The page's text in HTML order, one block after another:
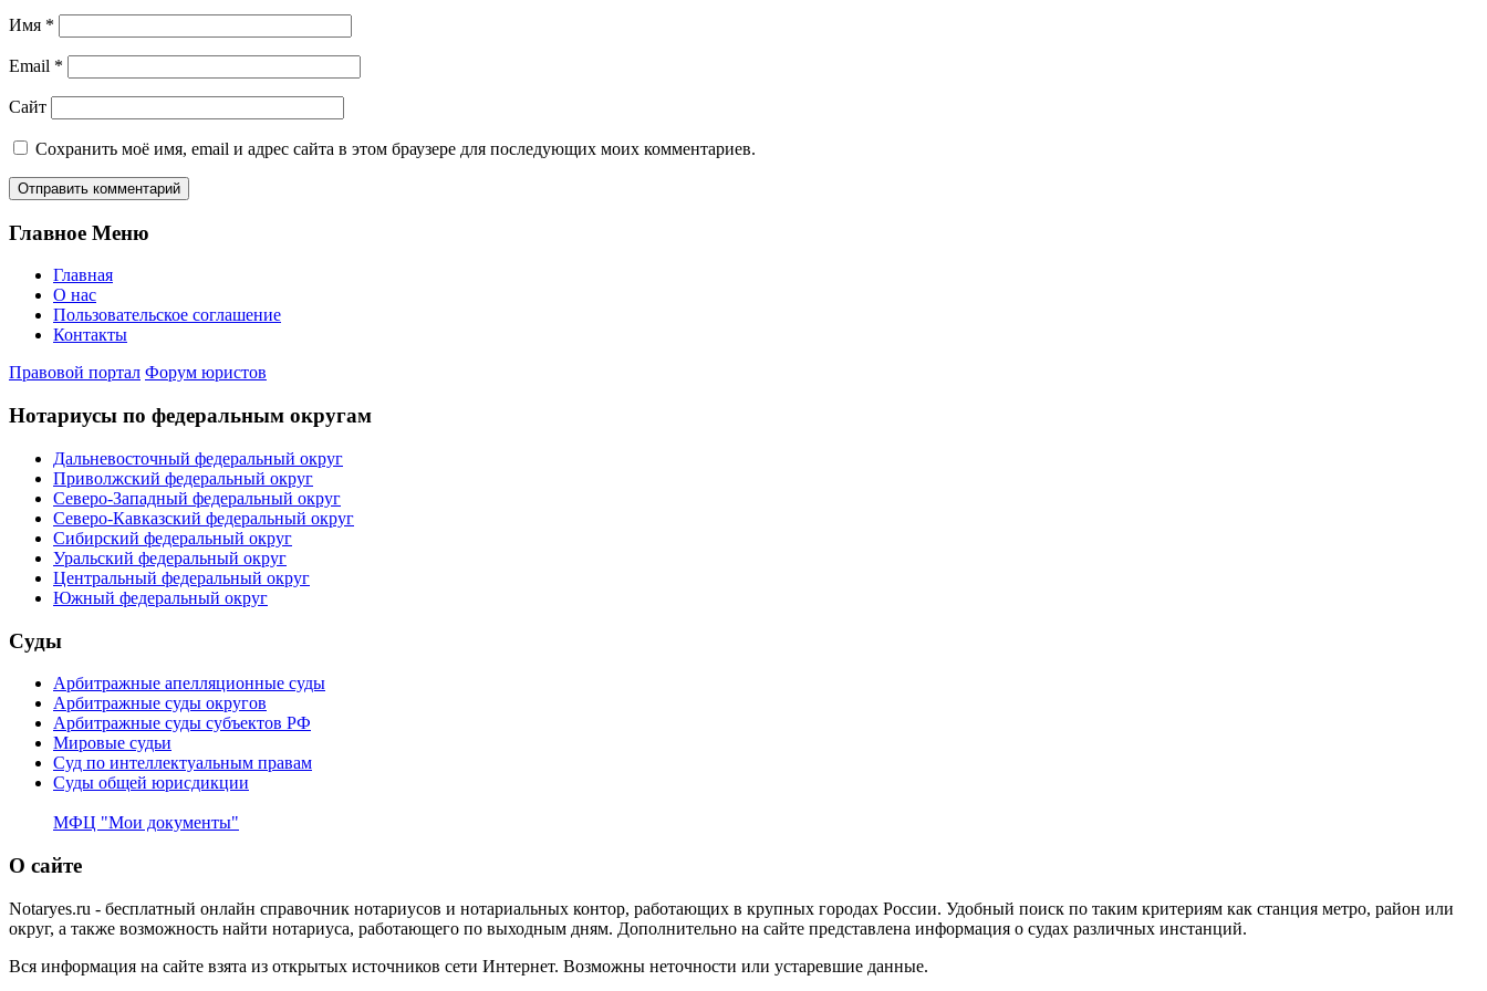
Имя *
Email *
Сайт
Сохранить моё имя, email и адрес сайта в этом браузере для последующих моих комментариев.
Главное Меню
Главная
О нас
Пользовательское соглашение
Контакты
Правовой портал Форум юристов
Нотариусы по федеральным округам
Дальневосточный федеральный округ
Приволжский федеральный округ
Северо-Западный федеральный округ
Северо-Кавказский федеральный округ
Сибирский федеральный округ
Уральский федеральный округ
Центральный федеральный округ
Южный федеральный округ
Суды
Арбитражные апелляционные суды
Арбитражные суды округов
Арбитражные суды субъектов РФ
Мировые судьи
Суд по интеллектуальным правам
Суды общей юрисдикции
МФЦ "Мои документы"
О сайте
Notaryes.ru - бесплатный онлайн справочник нотариусов и нотариальных контор, работающих в крупных городах России. Удобный поиск по таким критериям как станция метро, район или
округ, а также возможность найти нотариуса, работающего по выходным дням. Дополнительно на сайте представлена информация о судах различных инстанций.
Вся информация на сайте взята из открытых источников сети Интернет. Возможны неточности или устаревшие данные.